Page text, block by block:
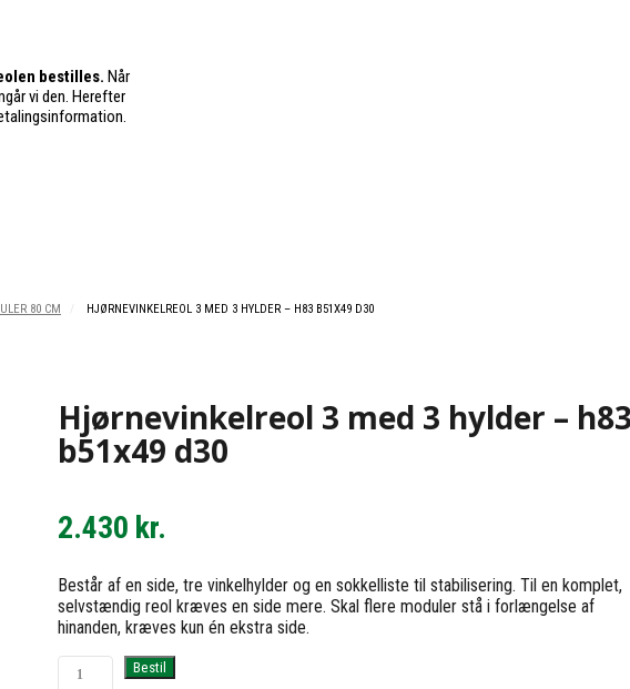
bestilles. Når
vi den. Herefter
80 CM HJØRNEVINKELREOL 3 MED 3 HYLDER – H83 B51X49 D30
Hjørnevinkelreol 3 med 3 hylder – h83
b51x49 d30
2.430 kr.
Består af en side, tre vinkelhylder og en sokkelliste til stabilisering. Til en komplet,
selvstændig reol kræves en side mere. Skal flere moduler stå i forlængelse af
hinanden, kræves kun én ekstra side.
Hjørnevinkelreol
Bestil